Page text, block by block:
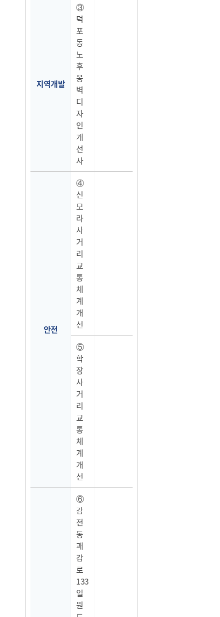
지역개발
③
덕
포
동
노
후
옹
벽
디
자
인
개
선
사
안전
④
신
모
라
사
거
리
교
통
체
계
개
선
⑤
학
장
사
거
리
교
통
체
계
개
선
⑥
감
전
동
괘
감
로
133
일
원